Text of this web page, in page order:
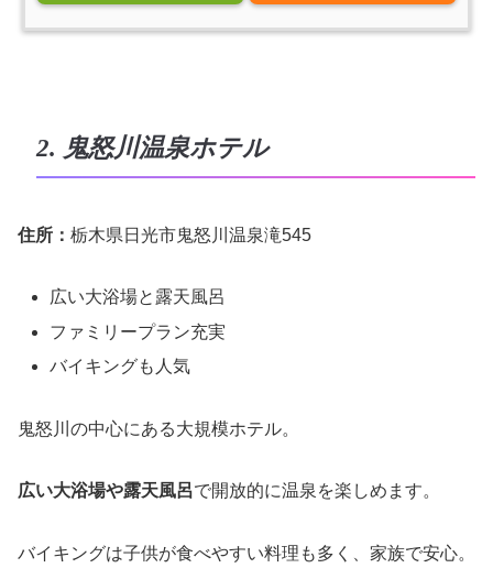
2. 鬼怒川温泉ホテル
住所： 栃木県日光市鬼怒川温泉滝545
広い大浴場と露天風呂
ファミリープラン充実
バイキングも人気
鬼怒川の中心にある大規模ホテル。
広い大浴場や露天風呂で開放的に温泉を楽しめます。
バイキングは子供が食べやすい料理も多く、家族で安心。